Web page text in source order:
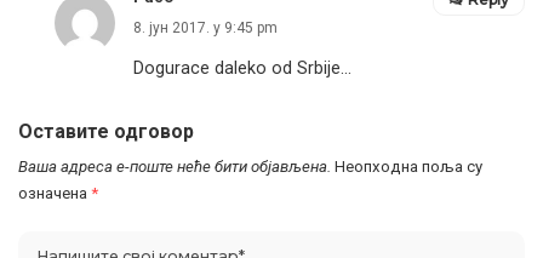
8. јун 2017. у 9:45 pm
Dogurace daleko od Srbije…
Оставите одговор
Ваша адреса е-поште неће бити објављена. Неопходна поља су
означена *